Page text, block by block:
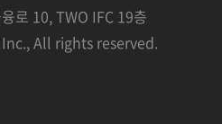
로 10, TWO IFC 19층
All rights reserved.